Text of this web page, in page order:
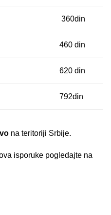
360din
460 din
620 din
792din
na teritoriji Srbije.
isporuke pogledajte na